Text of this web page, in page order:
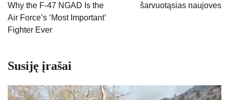
įrašų
Why the F-47 NGAD Is the
Air Force’s ‘Most Important’
Fighter Ever
šarvuotąsias naujoves
Susiję įrašai